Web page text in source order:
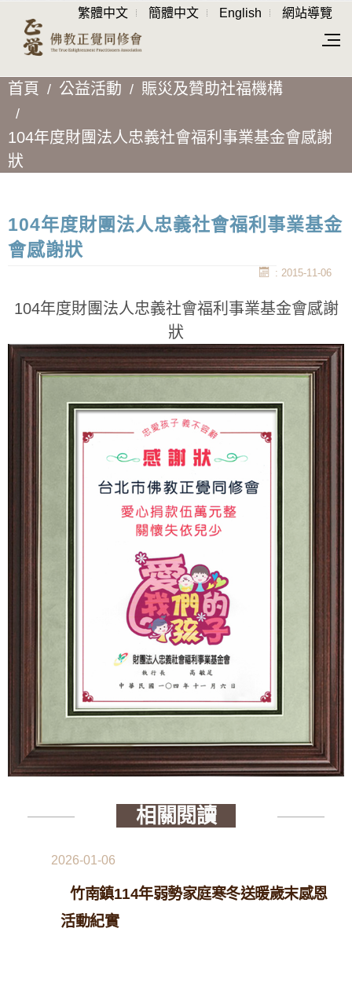
繁體中文 簡體中文 English 網站導覽
首頁 公益活動 賑災及贊助社福機構
104年度財團法人忠義社會福利事業基金會感謝
狀
104年度財團法人忠義社會福利事業基金
會感謝狀
: 2015-11-06
104年度財團法人忠義社會福利事業基金會感謝
狀
相關閱讀
2026-01-06
竹南鎮114年弱勢家庭寒冬送暖歲末感恩
活動紀實